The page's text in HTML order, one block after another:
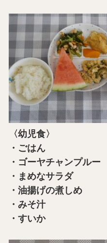
〈幼児食〉
・ごはん
・ゴーヤチャンプルー
・まめなサラダ
・油揚げの煮しめ
・みそ汁
・すいか